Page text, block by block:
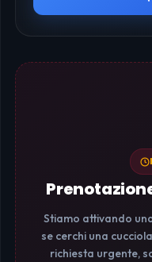
Stiamo attivando
se cerchi una
richiesta urgente,